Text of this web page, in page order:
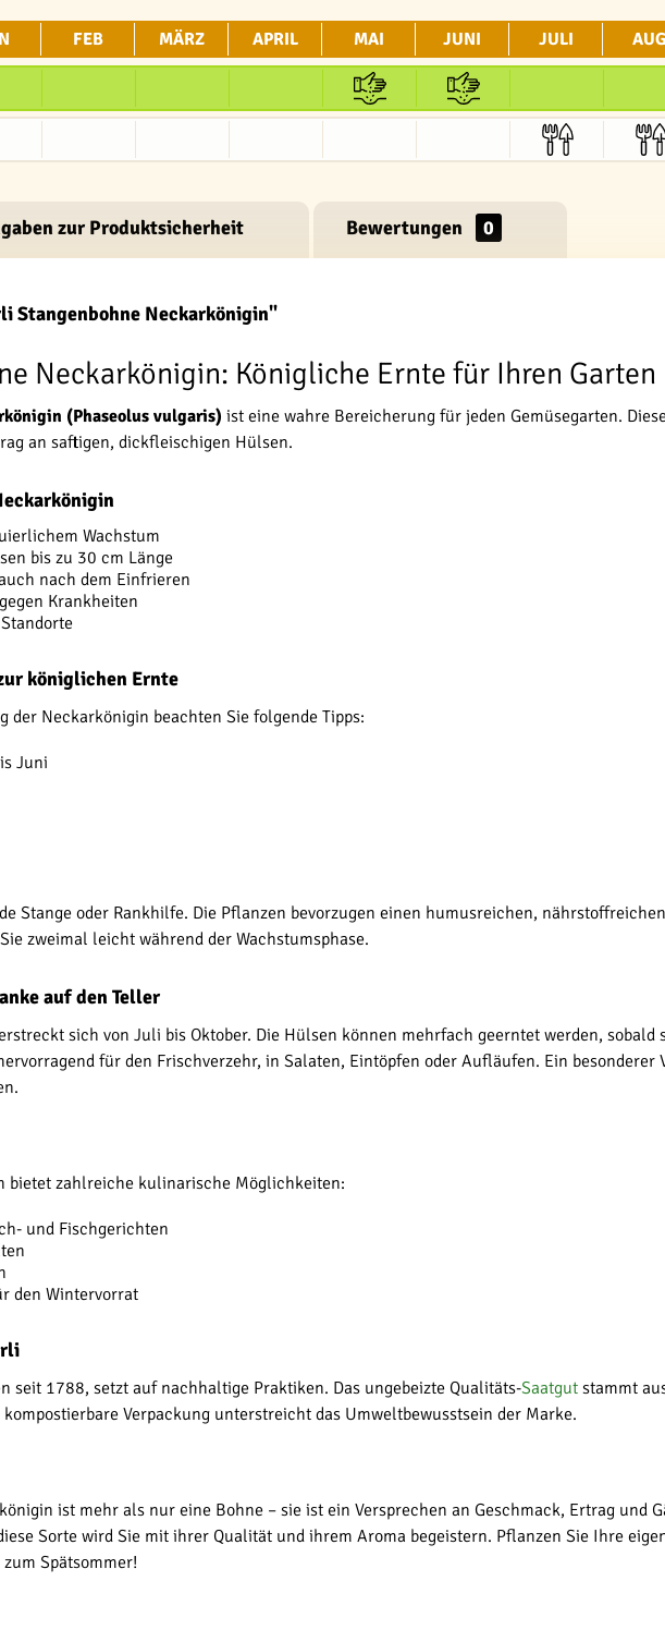
FEB MÄRZ APRIL MAI JUNI JULI AUG
zur Produktsicherheit Bewertungen 0
Stangenbohne Neckarkönigin"
Neckarkönigin: Königliche Ernte für Ihren Garten
(Phaseolus vulgaris) ist eine wahre Bereicherung für jeden Gemüsegarten.
an saftigen, dickfleischigen Hülsen.
Wachstum
bis zu 30 cm Länge
nach dem Einfrieren
Krankheiten
königlichen Ernte
Neckarkönigin beachten Sie folgende Tipps:
Juni
Stange oder Rankhilfe. Die Pflanzen bevorzugen einen humusreichen,
zweimal leicht während der Wachstumsphase.
auf den Teller
sich von Juli bis Oktober. Die Hülsen können mehrfach geerntet werden,
für den Frischverzehr, in Salaten, Eintöpfen oder Aufläufen. Ein
bietet zahlreiche kulinarische Möglichkeiten:
und Fischgerichten
den Wintervorrat
seit 1788, setzt auf nachhaltige Praktiken. Das ungebeizte Qualitäts-Saatgut stammt
Verpackung unterstreicht das Umweltbewusstsein der Marke.
ist mehr als nur eine Bohne – sie ist ein Versprechen an Geschmack, Ertrag und
Sorte wird Sie mit ihrer Qualität und ihrem Aroma begeistern. Pflanzen Sie Ihre
Spätsommer!